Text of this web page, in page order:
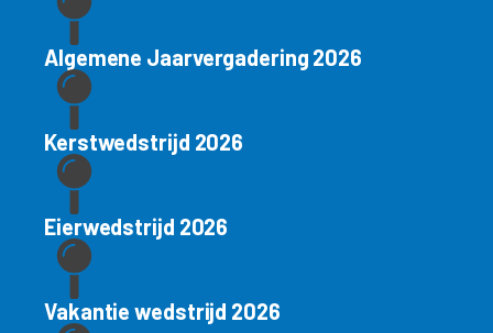
Algemene Jaarvergadering 2026
Kerstwedstrijd 2026
Eierwedstrijd 2026
Vakantie wedstrijd 2026